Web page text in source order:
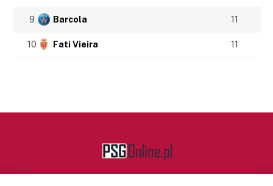
9 Barcola 11
10 Fati Vieira 11